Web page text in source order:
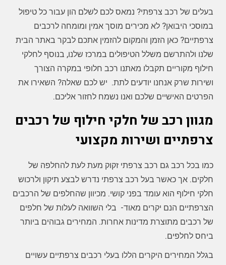
בעלים של רכב צרפתי? נמאס לכם לשלם הון עבור כל טיפול
במוסכי היבואן? לא מכירים מוסך אמין ומומחה לרכבים
צרפתיים? כאן הזמן והמקום להזמין אתכם לבקר באתר הבית
שלנו ולהתרשם משלל הטיפולים במרכז שלנו, בנוסף לחלקי
חילוף מקוריים תקבלו מאתנו רכב חלופי במקרה הצורך
ושירות שרק אנחנו יודעים לתת. יש לכם שאלה? השאירו את
הפרטים האישיים שלכם ואנו נשמח לחזור אליכם.
מגוון רכב של חלקי חילוף של רכבים
צרפתיים ושירות מקצועי
כמו בכל רכב גם רכב צרפתי זקוק מעת לעת להחלפה של
חלקים. אך כאשר בעל רכב צרפתי נדרש לבצע תיקון ולרכוש
חלקי חילוף הוא עומד בפני קושי. מכיוון שהחלפים של הרכבים
הצרפתיים הנם יקרים מאוד- בלי השוואה לעלות של חלפים
של רכבים מתוצרת מדינות אחרות. המחירים גבוהים ביותר
ביחס לחלפים.
בגלל המחירים היקרים הללו בעלי רכבים צרפתיים עשויים